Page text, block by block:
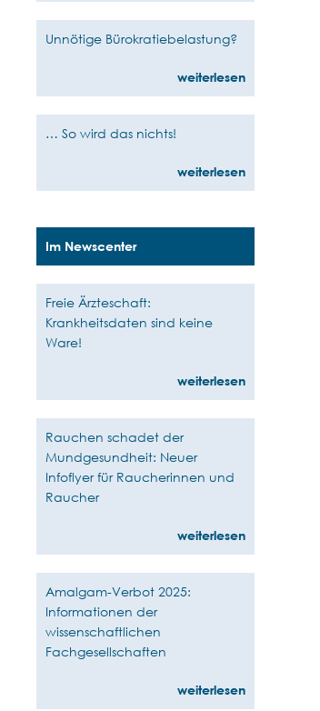
Unnötige Bürokratiebelastung?
weiterlesen
… So wird das nichts!
weiterlesen
Im Newscenter
Freie Ärzteschaft:
Krankheitsdaten sind keine
Ware!
weiterlesen
Rauchen schadet der
Mundgesundheit: Neuer
Infoflyer für Raucherinnen und
Raucher
weiterlesen
Amalgam-Verbot 2025:
Informationen der
wissenschaftlichen
Fachgesellschaften
weiterlesen